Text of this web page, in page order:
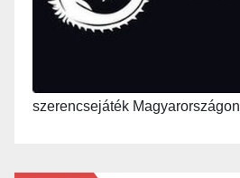
szerencsejáték Magyarországon